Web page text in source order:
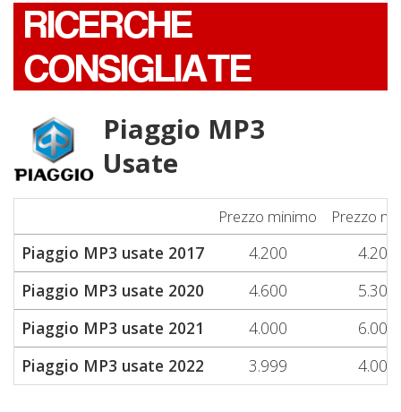
RICERCHE
CONSIGLIATE
Piaggio MP3
Usate
Prezzo minimo Prezzo
Piaggio MP3 usate 2017 4.200
4.200
Piaggio MP3 usate 2020
4.600
5.300
Piaggio MP3 usate 2021
4.000
6.000
Piaggio MP3 usate 2022
3.999 4.000